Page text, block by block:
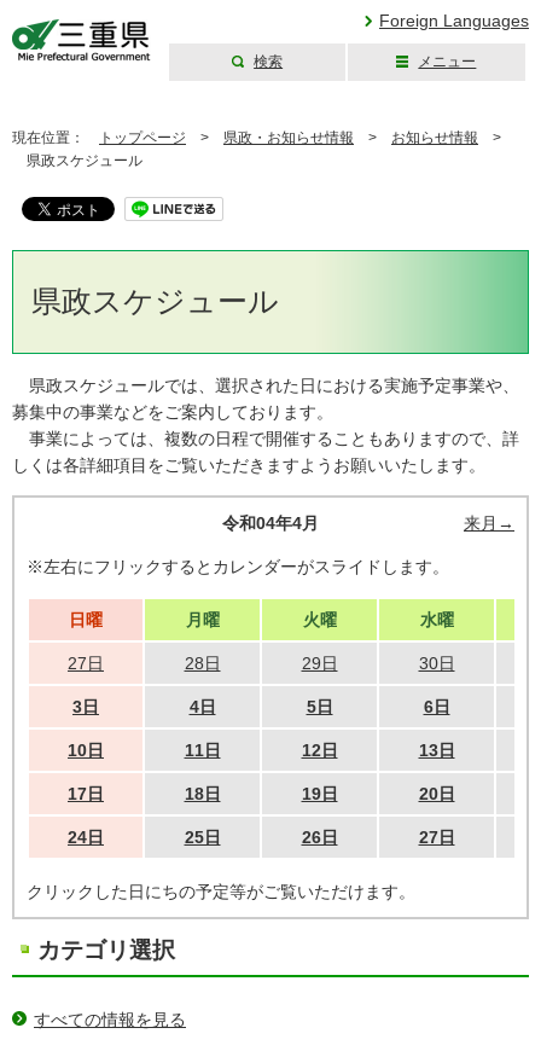
Foreign Languages
検索 メニュー
現在位置： トップページ > 県政・お知らせ情報 > お知らせ情報 >
県政スケジュール
県政スケジュール
県政スケジュールでは、選択された日における実施予定事業や、
募集中の事業などをご案内しております。
事業によっては、複数の日程で開催することもありますので、詳
しくは各詳細項目をご覧いただきますようお願いいたします。
令和04年4月 来月→
※左右にフリックするとカレンダーがスライドします。
日曜 月曜 火曜 水曜
27日 28日 29日 30日
3日 4日 5日 6日
10日 11日 12日 13日
17日 18日 19日 20日
24日 25日 26日 27日
クリックした日にちの予定等がご覧いただけます。
カテゴリ選択
すべての情報を見る